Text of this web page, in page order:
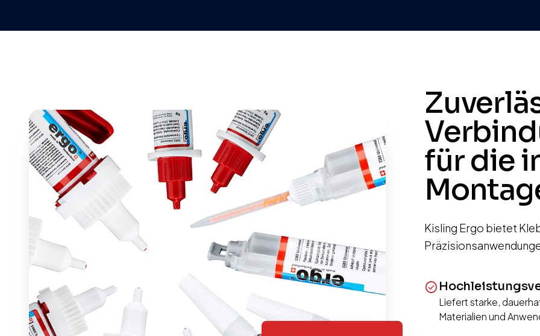
für die
Kisling Ergo bietet
check_circle
Liefert starke,
Materialien und